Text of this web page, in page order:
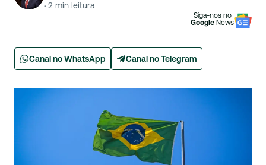
· 2 min leitura
Siga-nos no
Google News
Canal no WhatsApp Canal no Telegram